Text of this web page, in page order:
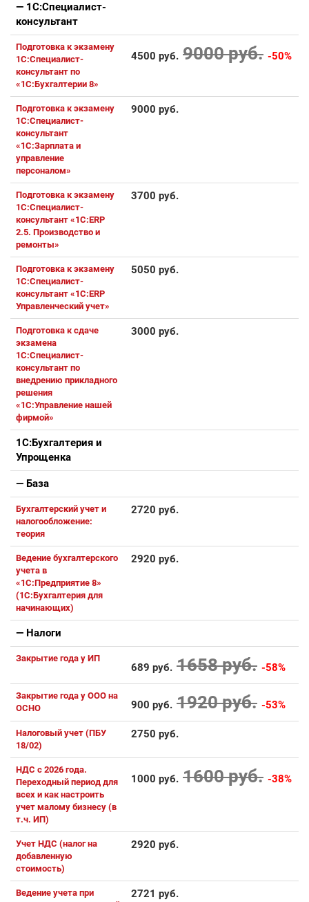
— 1С:Специалист-
консультант
Подготовка к экзамену
1С:Специалист-
консультант по
«1С:Бухгалтерии 8»
4500 руб. 9000 руб. -50%
Подготовка к экзамену
1С:Специалист-
консультант
«1С:Зарплата и
управление
персоналом»
9000 руб.
Подготовка к экзамену
1С:Специалист-
консультант «1С:ERP
2.5. Производство и
ремонты»
3700 руб.
Подготовка к экзамену
1С:Специалист-
консультант «1С:ERP
Управленческий учет»
5050 руб.
Подготовка к сдаче
экзамена
1С:Специалист-
консультант по
внедрению прикладного
решения
«1С:Управление нашей
фирмой»
3000 руб.
1С:Бухгалтерия и
Упрощенка
— База
Бухгалтерский учет и
налогообложение:
теория
2720 руб.
Ведение бухгалтерского
учета в
«1С:Предприятие 8»
(1С:Бухгалтерия для
начинающих)
2920 руб.
— Налоги
Закрытие года у ИП
689 руб. 1658 руб. -58%
Закрытие года у ООО на
ОСНО
900 руб. 1920 руб. -53%
Налоговый учет (ПБУ
18/02)
2750 руб.
НДС с 2026 года.
Переходный период для
всех и как настроить
учет малому бизнесу (в
т.ч. ИП)
1000 руб. 1600 руб. -38%
Учет НДС (налог на
добавленную
стоимость)
2920 руб.
Ведение учета при
2721 руб.